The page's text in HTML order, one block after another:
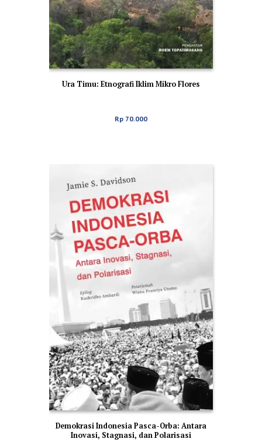
Ura Timu: Etnografi Iklim Mikro Flores
Rp 70.000
Demokrasi Indonesia Pasca-Orba: Antara
Inovasi, Stagnasi, dan Polarisasi